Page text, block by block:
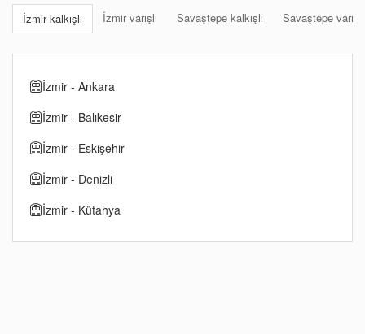
İzmir kalkışlı İzmir varışlı Savaştepe kalkışlı Savaştepe varışlı
İzmir - Ankara
İzmir - Balıkesir
İzmir - Eskişehir
İzmir - Denizli
İzmir - Kütahya